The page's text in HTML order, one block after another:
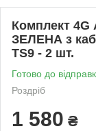
Комплект 4G
ЗЕЛЕНА з
TS9 - 2 шт.
Готово до
Роздріб
1 580 ₴